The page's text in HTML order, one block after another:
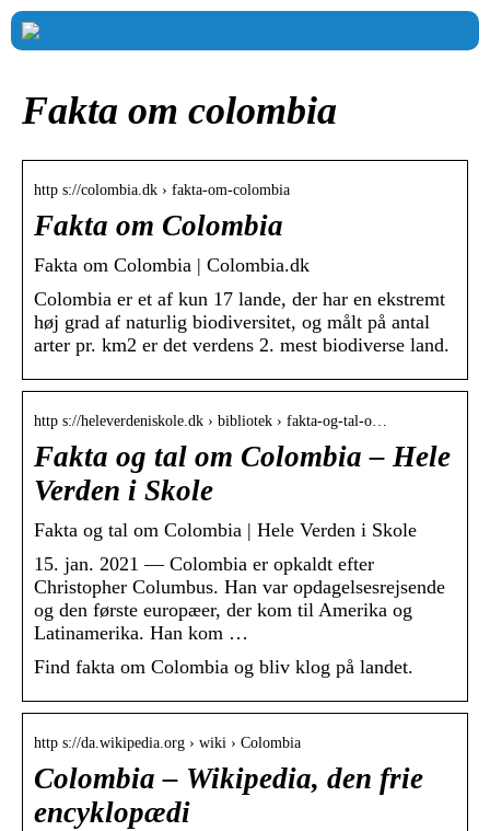
Fakta om colombia
http s://colombia.dk › fakta-om-colombia
Fakta om Colombia
Fakta om Colombia | Colombia.dk
Colombia er et af kun 17 lande, der har en ekstremt
høj grad af naturlig biodiversitet, og målt på antal
arter pr. km2 er det verdens 2. mest biodiverse land.
http s://heleverdeniskole.dk › bibliotek › fakta-og-tal-o…
Fakta og tal om Colombia – Hele
Verden i Skole
Fakta og tal om Colombia | Hele Verden i Skole
15. jan. 2021 — Colombia er opkaldt efter
Christopher Columbus. Han var opdagelsesrejsende
og den første europæer, der kom til Amerika og
Latinamerika. Han kom …
Find fakta om Colombia og bliv klog på landet.
http s://da.wikipedia.org › wiki › Colombia
Colombia – Wikipedia, den frie
encyklopædi